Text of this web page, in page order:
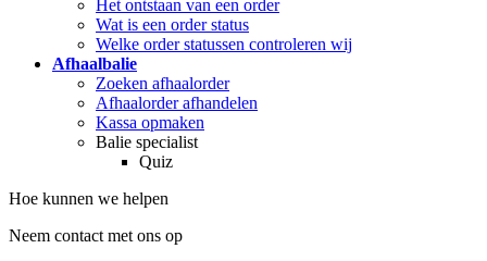
Het ontstaan van een order
Wat is een order status
Welke order statussen controleren wij
Afhaalbalie
Zoeken afhaalorder
Afhaalorder afhandelen
Kassa opmaken
Balie specialist
Quiz
Hoe kunnen we helpen
Neem contact met ons op